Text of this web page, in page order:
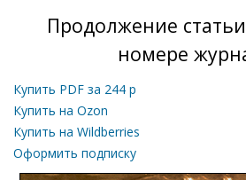
Продолжение
номере
Купить PDF за 244 р
Купить на Ozon
Купить на Wildberries
Оформить подписку